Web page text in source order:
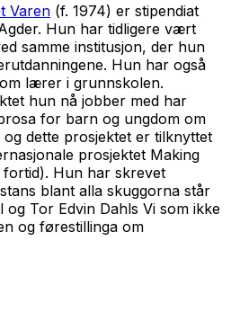
Varen (f. 1974) er stipendiat
Hun har tidligere vært
samme institusjon, der hun
Hun har også
lærer i grunnskolen.
hun nå jobber med har
for barn og ungdom om
og dette prosjektet er tilknyttet
prosjektet Making
fortid). Hun har skrevet
blant alla skuggorna står
og Tor Edvin Dahls Vi som ikke
og førestillinga om